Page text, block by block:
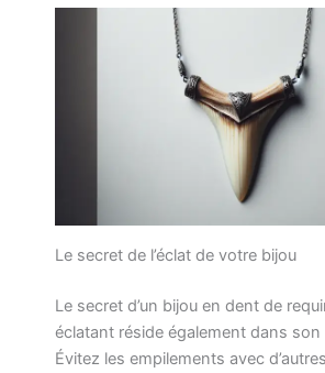
Le secret de l’éclat de votre bijou
Le secret d’un bijou en dent de
éclatant réside également dans
Évitez les empilements avec